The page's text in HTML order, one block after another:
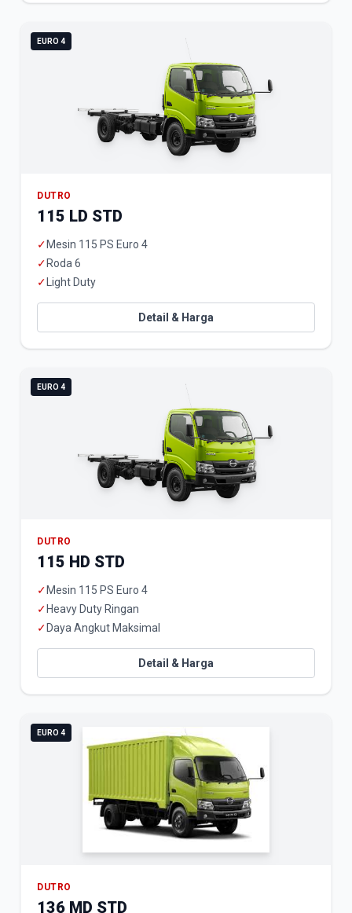
EURO 4
DUTRO
115 LD STD
✓ Mesin 115 PS Euro 4
✓ Roda 6
✓ Light Duty
Detail & Harga
EURO 4
DUTRO
115 HD STD
✓ Mesin 115 PS Euro 4
✓ Heavy Duty Ringan
✓ Daya Angkut Maksimal
Detail & Harga
EURO 4
DUTRO
136 MD STD